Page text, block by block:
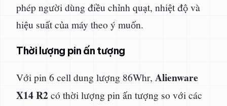
phép người dùng điều chỉnh quạt, nhiệt độ và
hiệu suất của máy theo ý muốn.
Thời lượng pin ấn tượng
Với pin 6 cell dung lượng 86Whr, Alienware
X14 R2có thời lượng pin ấn tượng so với các